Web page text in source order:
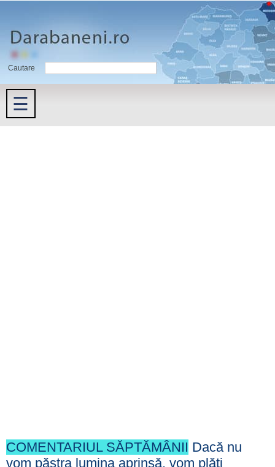
Cautare
☰
COMENTARIUL SĂPTĂMÂNII Dacă nu
vom păstra lumina aprinsă, vom plăti